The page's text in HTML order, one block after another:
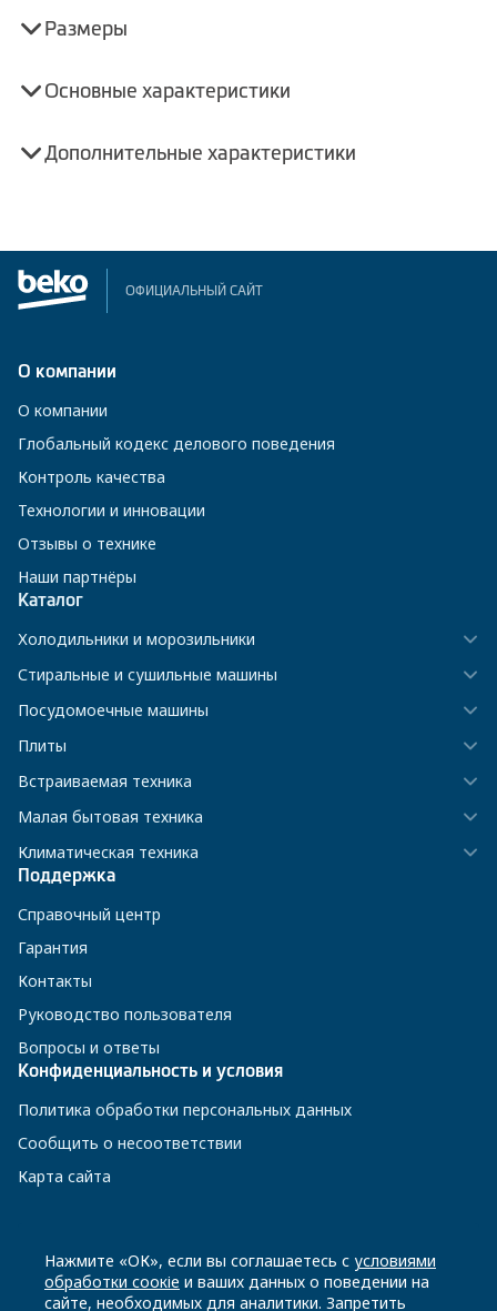
Размеры
Основные характеристики
Дополнительные характеристики
ОФИЦИАЛЬНЫЙ САЙТ
О компании
О компании
Глобальный кодекс делового поведения
Контроль качества
Технологии и инновации
Отзывы о технике
Наши партнёры
Каталог
Холодильники и морозильники
Стиральные и сушильные машины
Посудомоечные машины
Плиты
Встраиваемая техника
Малая бытовая техника
Климатическая техника
Поддержка
Справочный центр
Гарантия
Контакты
Руководство пользователя
Вопросы и ответы
Конфиденциальность и условия
Политика обработки персональных данных
Сообщить о несоответствии
Карта сайта
8 800 200-23-56
Нажмите «ОК», если вы соглашаетесь с условиями
обработки соокіе и ваших данных о поведении на
сайте, необходимых для аналитики. Запретить